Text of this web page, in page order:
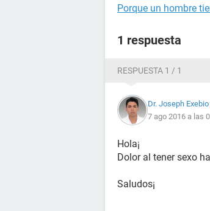
Porque un hombre
1 respuesta
RESPUESTA 1 / 1
Dr. Joseph Exebio
7 ago 2016 a las
Hola¡
Dolor al tener sexo
Saludos¡